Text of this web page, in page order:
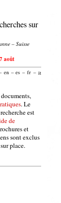
sur
– Suisse
août
en – es – fr – it
. Le
est
de
et
sont exclus
place.